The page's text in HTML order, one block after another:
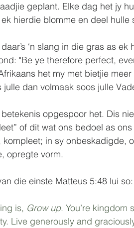
geplant. Elke dag het jy
hierdie blomme en deel hulle
‘n slang in die gras as
"Be ye therefore perfect,
het my met bietjie
julle dan volmaak soos julle
opgespoor het. Dis
of dit wat ons bedoel as
kompleet; in sy onbeskadigde,
opregte vorm.
die einste Matteus 5:48 lui so:
is, Grow up. You’re kingdom
Live generously and